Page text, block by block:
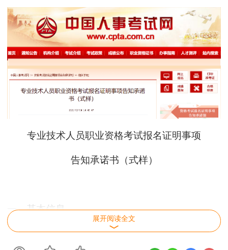
专业技术人员职业资格考试报名证明事项
告知承诺书（式样）
一、基本信息
（一）办事事项名称
展开阅读全文